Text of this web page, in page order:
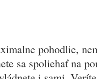
pohodlie,
sa spoliehať na